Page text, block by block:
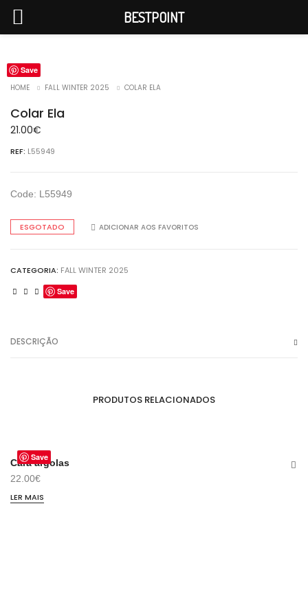
Save
ESGOTADO
HOME
FALL WINTER 2025 COLAR ELA
Colar Ela
21.00€
REF: L55949
Code: L55949
ESGOTADO ADICIONAR AOS FAVORITOS
CATEGORIA: FALL WINTER 2025
Save
DESCRIÇÃO
PRODUTOS RELACIONADOS
Save
ESGOTADO
Cara argolas
22.00€
LER MAIS
BESTPOINT